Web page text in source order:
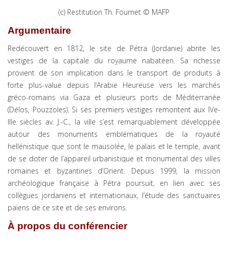
(c) Restitution Th. Fournet © MAFP
Argumentaire
Redécouvert en 1812, le site de Pétra (Jordanie) abrite les
vestiges de la capitale du royaume nabatéen. Sa richesse
provient de son implication dans le transport de produits à
forte plus-value depuis l’Arabie Heureuse vers les marchés
gréco-romains via Gaza et plusieurs ports de Méditerranée
(Délos, Pouzzoles). Si ses premiers vestiges remontent aux IVe-
IIIe siècles av. J.-C., la ville s’est remarquablement développée
autour des monuments emblématiques de la royauté
hellénistique que sont le mausolée, le palais et le temple, avant
de se doter de l’appareil urbanistique et monumental des villes
romaines et byzantines d’Orient. Depuis 1999, la mission
archéologique française à Pétra poursuit, en lien avec ses
collègues jordaniens et internationaux, l’étude des sanctuaires
païens de ce site et de ses environs.
À propos du conférencier